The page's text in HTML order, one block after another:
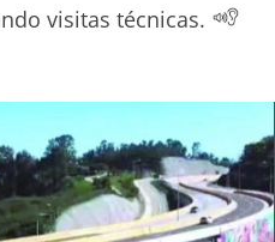
visitas técnicas.